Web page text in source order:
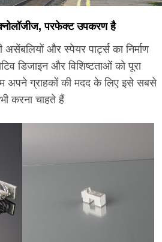
परफेक्ट उपकरण है
और स्पेयर पार्ट्स का निर्माण
डिजाइन और विशिष्टताओं को पूरा
अपने ग्राहकों की मदद के लिए इसे सबसे
करना चाहते हैं